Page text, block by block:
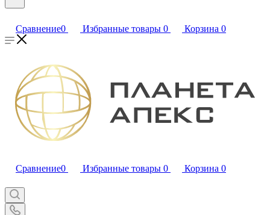
Сравнение0 Избранные товары 0 Корзина 0
Сравнение0 Избранные товары 0 Корзина 0